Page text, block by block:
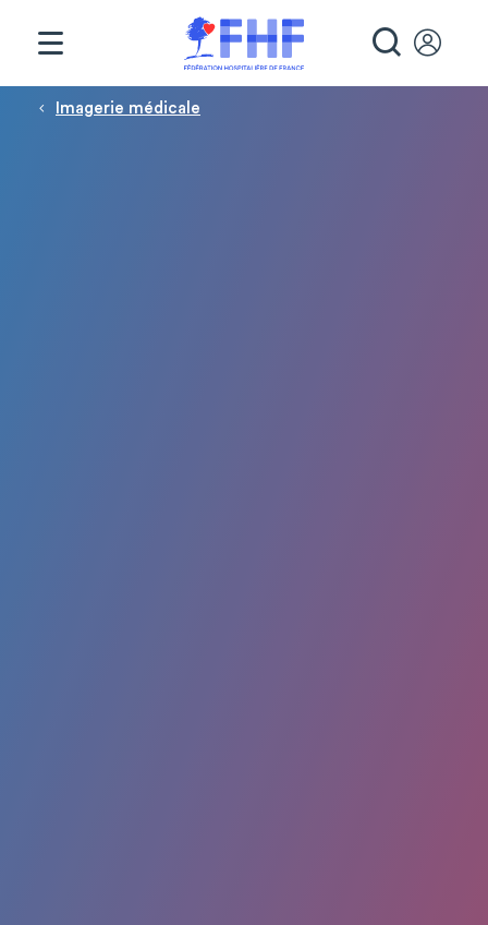
Fil d'Ariane
Imagerie médicale
Panneau de gestion des cookies